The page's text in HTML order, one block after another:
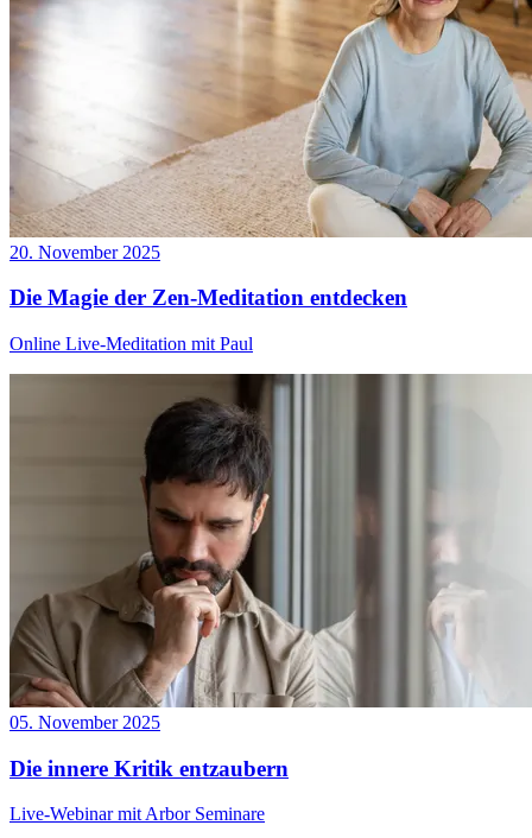
20. November 2025
Die Magie der Zen-Meditation entdecken
Online Live-Meditation mit Paul
05. November 2025
Die innere Kritik entzaubern
Live-Webinar mit Arbor Seminare